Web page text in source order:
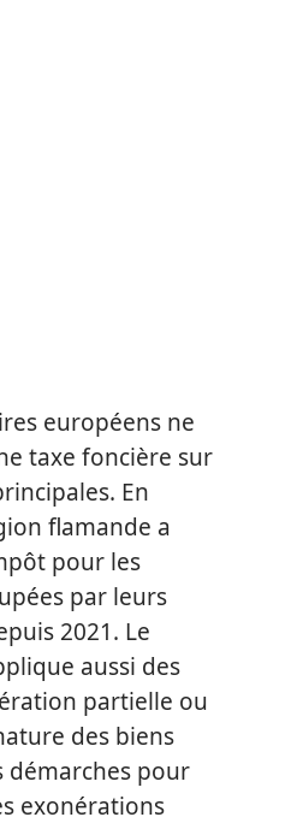
européens ne
taxe foncière sur
En
flamande a
pour les
par leurs
2021. Le
aussi des
partielle ou
des biens
démarches pour
exonérations